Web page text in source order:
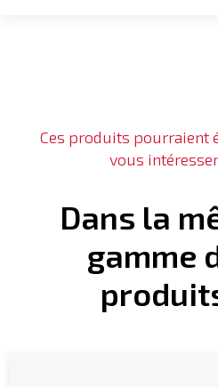
Ces produits pourraient
vous intéresser
Dans la
gamme